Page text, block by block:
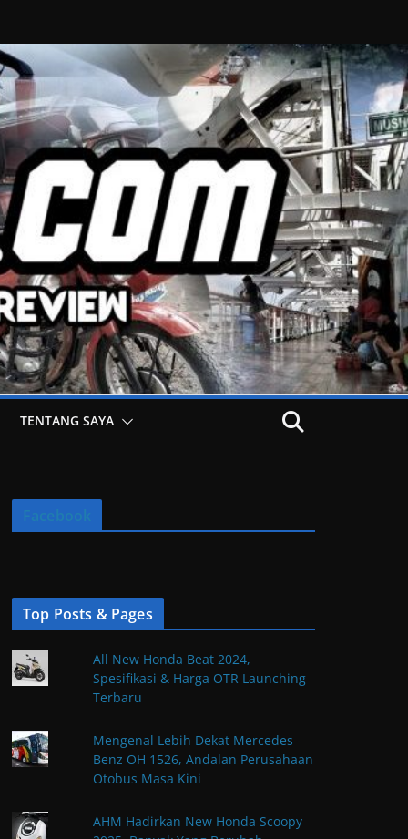
TENTANG SAYA
Facebook
Top Posts & Pages
All New Honda Beat 2024,
Spesifikasi & Harga OTR Launching
Terbaru
Mengenal Lebih Dekat Mercedes -
Benz OH 1526, Andalan Perusahaan
Otobus Masa Kini
AHM Hadirkan New Honda Scoopy